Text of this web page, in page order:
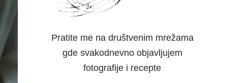
Pratite me na društvenim mrežama
gde svakodnevno objavljujem
fotografije i recepte